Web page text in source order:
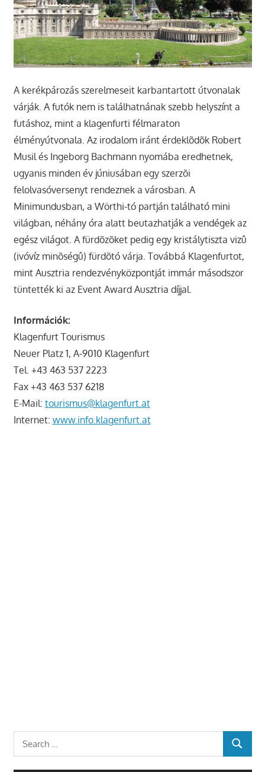
A kerékpározás szerelmeseit karbantartott útvonalak
várják. A futók nem is találhatnának szebb helyszínt a
futáshoz, mint a klagenfurti félmaraton
élményútvonala. Az irodalom iránt érdeklõdõk Robert
Musil és Ingeborg Bachmann nyomába eredhetnek,
ugyanis minden év júniusában egy szerzõi
felolvasóversenyt rendeznek a városban. A
Minimundusban, a Wörthi-tó partján található mini
világban, néhány óra alatt beutazhatják a vendégek az
egész világot. A fürdõzõket pedig egy kristálytiszta vizû
(ivóvíz minõségû) fürdõtó várja. Továbbá Klagenfurtot,
mint Ausztria rendezvényközpontját immár másodszor
tüntették ki az Event Award Ausztria díjjal.
Információk:
Klagenfurt Tourismus
Neuer Platz 1, A-9010 Klagenfurt
Tel. +43 463 537 2223
Fax +43 463 537 6218
E-Mail: tourismus@klagenfurt.at
Internet: www.info.klagenfurt.at
SEARCH